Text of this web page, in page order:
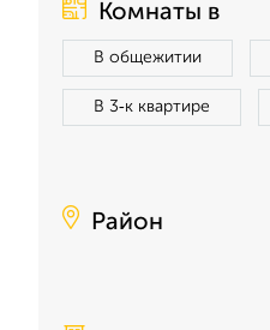
Комнаты в
В общежитии
В 3‑к квартире
Район